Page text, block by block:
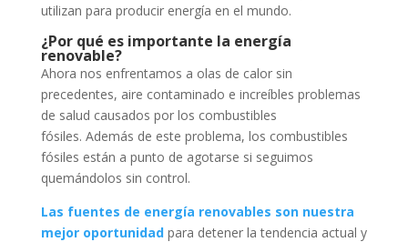
utilizan para producir energía en el mundo.
¿Por qué es importante la energía
renovable?
Ahora nos enfrentamos a olas de calor sin
precedentes, aire contaminado e increíbles problemas
de salud causados ​​por los combustibles
fósiles. Además de este problema, los combustibles
fósiles están a punto de agotarse si seguimos
quemándolos sin control.
Las fuentes de energía renovables son nuestra
mejor oportunidadpara detener la tendencia actual y